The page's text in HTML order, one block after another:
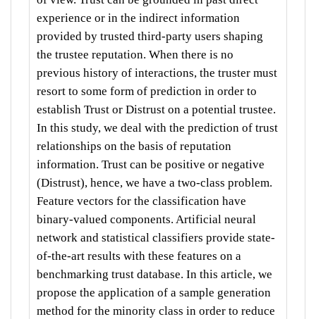
experience or in the indirect information
provided by trusted third-party users shaping
the trustee reputation. When there is no
previous history of interactions, the truster must
resort to some form of prediction in order to
establish Trust or Distrust on a potential trustee.
In this study, we deal with the prediction of trust
relationships on the basis of reputation
information. Trust can be positive or negative
(Distrust), hence, we have a two-class problem.
Feature vectors for the classification have
binary-valued components. Artificial neural
network and statistical classifiers provide state-
of-the-art results with these features on a
benchmarking trust database. In this article, we
propose the application of a sample generation
method for the minority class in order to reduce